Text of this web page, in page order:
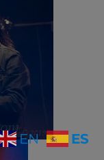
EN ES